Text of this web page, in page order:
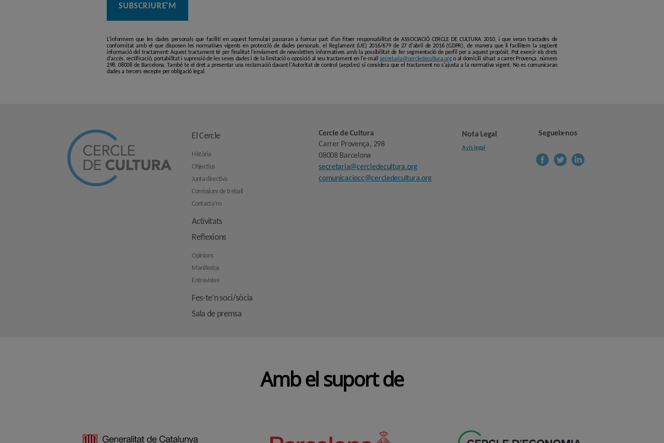
L'informem que les dades personals que faciliti en aquest formulari passaran a formar part d'un fitxer responsabilitat de ASSOCIACIÓ CERCLE DE CULTURA 2010, i que seran tractades de
conformitat amb el que disposen les normatives vigents en protecció de dades personals, el Reglament (UE) 2016/679 de 27 d'abril de 2016 (GDPR), de manera que li facilitem la següent
informació del tractament: Aquest tractament té per finalitat l'enviament de newsletters informatives amb la possibilitat de fer segmentació de perfil per a aquest propòsit. Pot exercir els drets
d'accés, rectificació, portabilitat i supressió de les seves dades i de la limitació o oposició al seu tractament en l'e-mail secretaria@cercledecultura.orgo al domicili situat a carrer Provença, número
298, 08008 de Barcelona. També te el dret a presentar una reclamació davant l'Autoritat de control (aepd.es) si considera que el tractament no s'ajusta a la normativa vigent. No es comunicaran
dades a tercers excepte per obligació legal.
El Cercle
Història
Objectius
Junta directiva
Comissions de treball
Contacta’ns
Activitats
Reflexions
Opinions
Manifestos
Entrevistes
Fes-te’n soci/sòcia
Sala de premsa
Cercle de Cultura
Carrer Provença, 298
08008 Barcelona
secretaria@cercledecultura.org
comunicaciocc@cercledecultura.org
Nota Legal
Avís legal
Segueix-nos
Amb el suport de